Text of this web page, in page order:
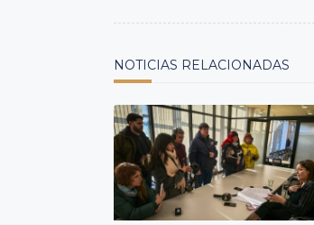
NOTICIAS RELACIONADAS